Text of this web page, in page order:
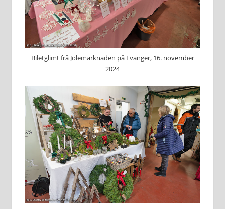
Biletglimt frå Jolemarknaden på Evanger, 16. november
2024